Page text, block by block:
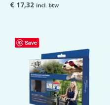
€ 17,32 incl. btw
Save